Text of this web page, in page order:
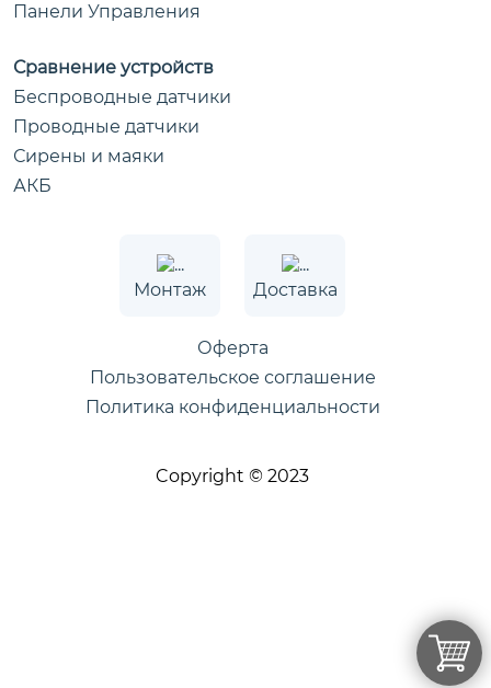
Панели Управления
Сравнение устройств
Беспроводные датчики
Проводные датчики
Сирены и маяки
АКБ
Оферта
Пользовательское соглашение
Политика конфиденциальности
Copyright © 2023
Монтаж Доставка